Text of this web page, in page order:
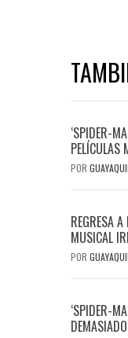
‘SPIDER-
PELÍCULAS
POR GUAYAQUIL
REGRESA
MUSICAL
POR GUAYAQUIL
‘SPIDER-